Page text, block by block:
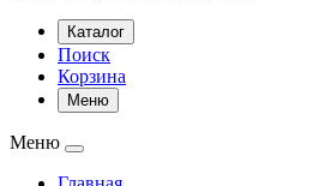
Каталог
Поиск
Корзина
Меню
Меню